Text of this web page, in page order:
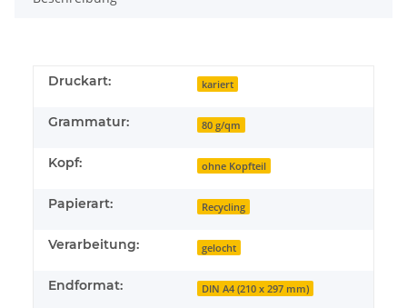
Druckart: kariert
Grammatur: 80 g/qm
Kopf: ohne Kopfteil
Papierart: Recycling
Verarbeitung: gelocht
Endformat: DIN A4 (210 x 297 mm)